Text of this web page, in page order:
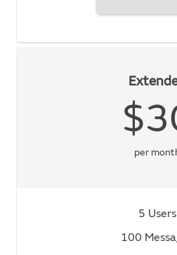
per
5 Users
100